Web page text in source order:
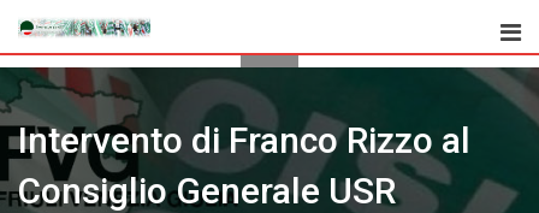
content
Intervento di Franco Rizzo al
Consiglio Generale USR